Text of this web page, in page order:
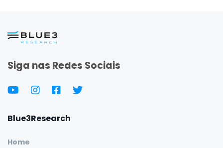
Siga nas Redes Sociais
Blue3Research
Home